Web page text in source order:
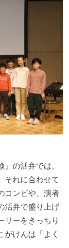
の活弁では、
それに合わせて
コンビや、演者
活弁で盛り上げ
リーをきっちり
がけんは「よく